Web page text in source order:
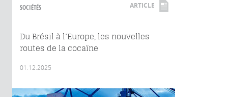
SOCIÉTÉS ARTICLE
Du Brésil à l’Europe, les nouvelles
routes de la cocaïne
01.12.2025